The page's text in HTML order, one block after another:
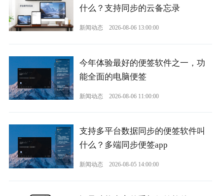
什么？支持同步的云备忘录
新闻动态 2026-08-06 13:00:00
今年体验最好的便签软件之一，功
能全面的电脑便签
新闻动态 2026-08-06 11:00:00
支持多平台数据同步的便签软件叫
什么？多端同步便签app
新闻动态 2026-08-05 14:00:00